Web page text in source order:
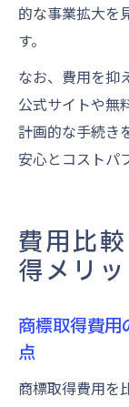
的な事業拡大を
す。
なお、費用を抑
公式サイトや無
計画的な手続き
安心とコストパ
費用比
得メリ
商標取得費用
点
商標取得費用を